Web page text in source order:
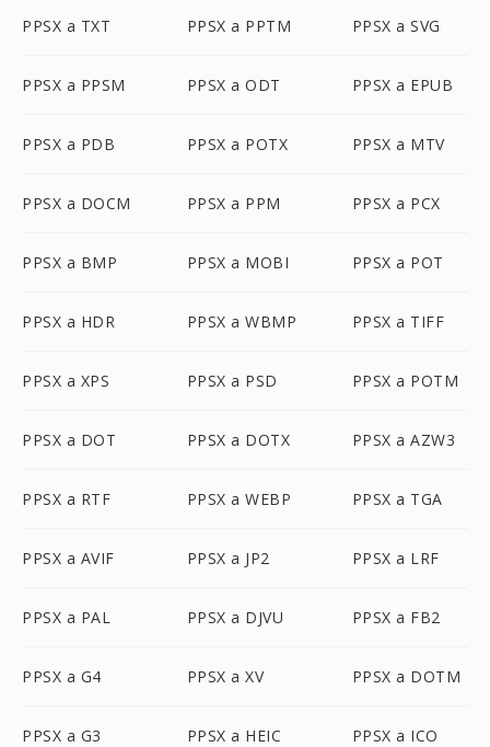
PPSX a TXT PPSX a PPTM PPSX a SVG
PPSX a PPSM PPSX a ODT PPSX a EPUB
PPSX a PDB PPSX a POTX PPSX a MTV
PPSX a DOCM PPSX a PPM PPSX a PCX
PPSX a BMP PPSX a MOBI PPSX a POT
PPSX a HDR PPSX a WBMP PPSX a TIFF
PPSX a XPS PPSX a PSD PPSX a POTM
PPSX a DOT PPSX a DOTX PPSX a AZW3
PPSX a RTF PPSX a WEBP PPSX a TGA
PPSX a AVIF PPSX a JP2 PPSX a LRF
PPSX a PAL PPSX a DJVU PPSX a FB2
PPSX a G4 PPSX a XV PPSX a DOTM
PPSX a G3 PPSX a HEIC PPSX a ICO